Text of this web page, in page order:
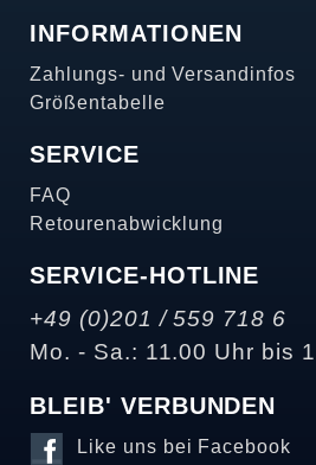
INFORMATIONEN
Zahlungs- und Versandinfos
Größentabelle
SERVICE
FAQ
Retourenabwicklung
SERVICE-HOTLINE
+49 (0)201 / 559 718 6
Mo. - Sa.: 11.00 Uhr bis
BLEIB' VERBUNDEN
Like uns bei Facebook